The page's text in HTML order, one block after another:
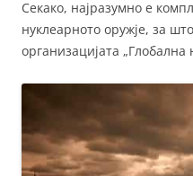
Секако, најразумно е
нуклеарното оружје, за
организацијата „Глобална